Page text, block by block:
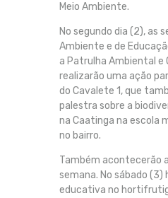
Meio Ambiente.
No segundo dia (2), as
Ambiente e de
a Patrulha Ambiental e
realizarão uma ação
do Cavalete 1, que
palestra sobre a
na Caatinga na escola
no bairro.
Também acontecerão
semana. No sábado (3)
educativa no